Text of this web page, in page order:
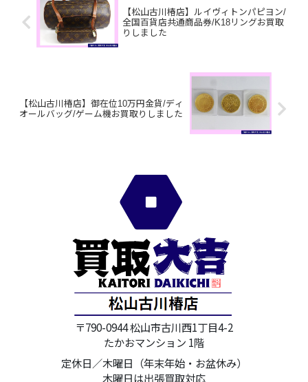
【松山古川椿店】ルイヴィトンパピヨン/
全国百貨店共通商品券/K18リングお買取
りしました
【松山古川椿店】御在位10万円金貨/ディ
オールバッグ/ゲーム機お買取りしました
〒790-0944 松山市古川西1丁目4-2
たかおマンション 1階
定休日／木曜日（年末年始・お盆休み）
木曜日は出張買取対応